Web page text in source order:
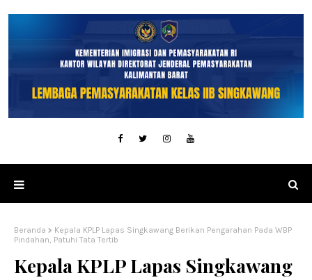
Beranda
Kepala KPLP Lapas Singkawang Berikan Pengarahan Pada WBP
Pindahan, Patuhi Tata Tertib
Kepala KPLP Lapas Singkawang